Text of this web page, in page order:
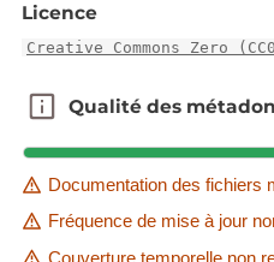
Licence
Creative Commons Zero
Qualité des métadonnées
Qualité des
Documentation des fichiers
Fréquence de mise à jour
Couverture temporelle non